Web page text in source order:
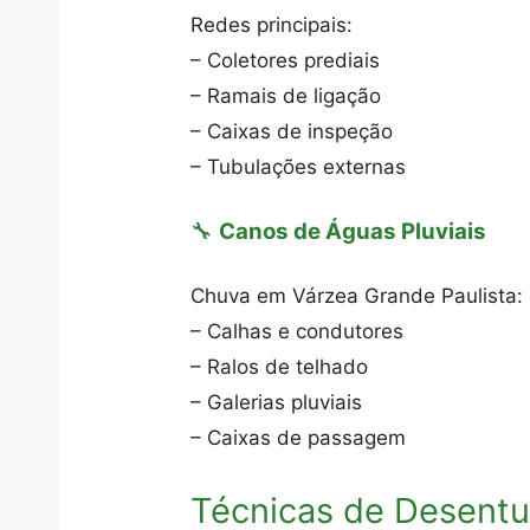
Redes principais:
– Coletores prediais
– Ramais de ligação
– Caixas de inspeção
– Tubulações externas
🔧 Canos de Águas Pluviais
Chuva em Várzea Grande Paulista:
– Calhas e condutores
– Ralos de telhado
– Galerias pluviais
– Caixas de passagem
Técnicas de